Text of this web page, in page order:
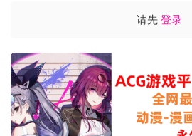
请先 登录